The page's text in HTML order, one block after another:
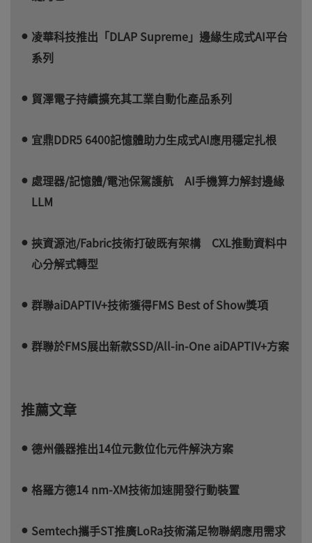
凌華科技推出「DLAP Supreme」邊緣生成式AI平台
系列
貿澤電子持續擴充其工業自動化產品系列
宜鼎DDR5 6400記憶體助力生成式AI應用穩定扎根
處理器/記憶體/電池保駕護航 AI手機算力解封邊緣
LLM
挾資源池/Fabric技術打破既有架構 CXL推動資料中
心分解式轉型
群聯aiDAPTIV+技術獲得FMS Best of Show獎項
群聯於FMS展出新款SSD/All-in-One aiDAPTIV+方案
推薦文章
德州儀器推出14位元數位化元件解決方案
格羅方德14 nm-XM技術加速開發行動裝置
Semtech攜手ST推廣LoRa技術滿足物聯網應用需求